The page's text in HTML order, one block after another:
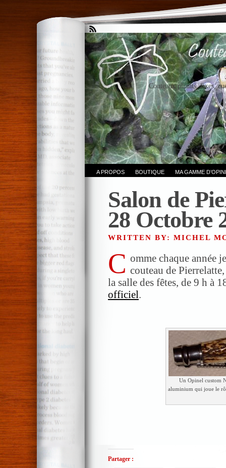
Couteaux pliants, fixes,
A PROPOS BOUTIQUE MA GAMME
Salon de
28 Octobre
WRITTEN BY: MICHEL
C omme chaque année
couteau de
la salle des fêtes, de 9 h à
officiel.
Un Opinel custom
aluminium qui joue le
Partager :